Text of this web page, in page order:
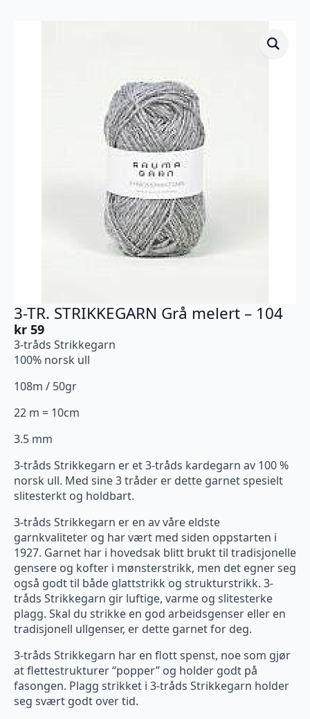
3-TR. STRIKKEGARN Grå melert – 104
kr 59
3-tråds Strikkegarn
100% norsk ull
108m / 50gr
22 m = 10cm
3.5 mm
3-tråds Strikkegarn er et 3-tråds kardegarn av 100 %
norsk ull. Med sine 3 tråder er dette garnet spesielt
slitesterkt og holdbart.
3-tråds Strikkegarn er en av våre eldste
garnkvaliteter og har vært med siden oppstarten i
1927. Garnet har i hovedsak blitt brukt til tradisjonelle
gensere og kofter i mønsterstrikk, men det egner seg
også godt til både glattstrikk og strukturstrikk. 3-
tråds Strikkegarn gir luftige, varme og slitesterke
plagg. Skal du strikke en god arbeidsgenser eller en
tradisjonell ullgenser, er dette garnet for deg.
3-tråds Strikkegarn har en flott spenst, noe som gjør
at flettestrukturer “popper” og holder godt på
fasongen. Plagg strikket i 3-tråds Strikkegarn holder
seg svært godt over tid.